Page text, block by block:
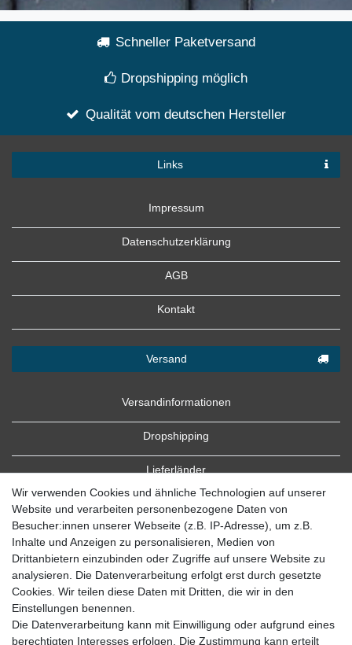
Schneller Paketversand
Dropshipping möglich
Qualität vom deutschen Hersteller
Links
Impressum
Datenschutzerklärung
AGB
Kontakt
Versand
Versandinformationen
Dropshipping
Lieferländer
Zahlung
Zahlungsbedingungen
Wir verwenden Cookies und ähnliche Technologien auf unserer
Website und verarbeiten personenbezogene Daten von
Besucher:innen unserer Webseite (z.B. IP-Adresse), um z.B.
Inhalte und Anzeigen zu personalisieren, Medien von
Drittanbietern einzubinden oder Zugriffe auf unsere Website zu
analysieren. Die Datenverarbeitung erfolgt erst durch gesetzte
Cookies. Wir teilen diese Daten mit Dritten, die wir in den
Einstellungen benennen.
Die Datenverarbeitung kann mit Einwilligung oder aufgrund eines
berechtigten Interesses erfolgen. Die Zustimmung kann erteilt